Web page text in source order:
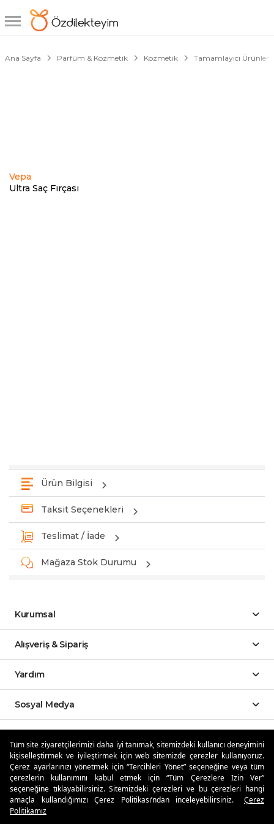
Tüm site ziyaretçilerimizi daha iyi tanımak, sitemizdeki kullanıcı deneyimini
kişiselleştirmek ve iyileştirmek için web sitemizde çerezler kullanıyoruz.
Çerez ayarlarınızı yönetmek için “Tercihleri Yönet” seçeneğine veya tüm
çerezlerin kullanımını kabul etmek için “Tüm Çerezlere İzin Ver”
seçeneğine tıklayabilirsiniz. Sitemizdeki çerezleri ve bu çerezleri hangi
amaçla kullandığımızı Çerez Politikası’ndan inceleyebilirsiniz.
Çerez
Politikamız
Ana Sayfa Parfüm & Kozmetik Kozmetik Tamamlayıcı Ürünler
Vepa
Ultra Saç Fırçası
1/1
Ürün Bilgisi
Taksit Seçenekleri
Teslimat / İade
Mağaza Stok Durumu
Kurumsal
Alışveriş & Sipariş
Yardım
Sosyal Medya
Özdilekteyim'de Taksit Avantajları
Güvenli Alışveriş